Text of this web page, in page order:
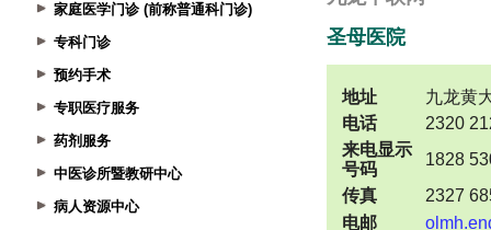
家庭医学门诊 (前称普通科门诊)
专科门诊
预约手术
专职医疗服务
药剂服务
中医诊所暨教研中心
病人资源中心